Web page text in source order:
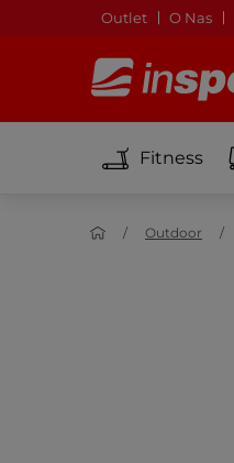
Outlet O Nas
Fitness
Outdoor